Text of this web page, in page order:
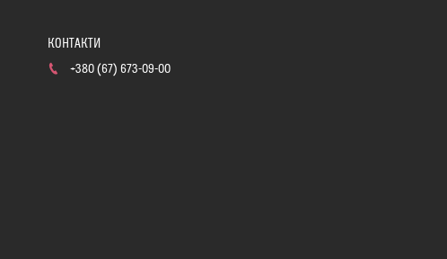
+380 (67) 673-09-00